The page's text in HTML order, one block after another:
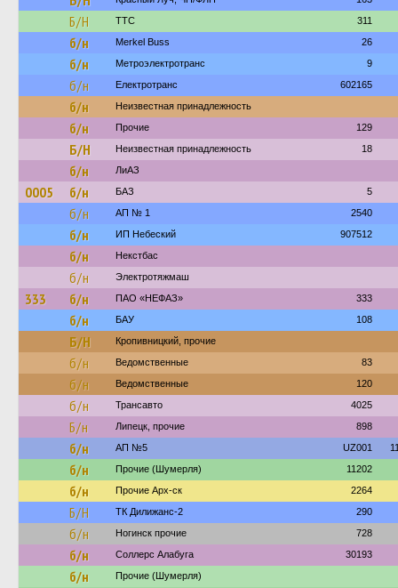
Б/Н ТТС 311
б/н Merkel Buss 26
б/н Метроэлектротранс 9
б/н Електротранс 602165
б/н Неизвестная принадлежность
б/н Прочие 129
Б/Н Неизвестная принадлежность 18
б/н ЛиАЗ
0005 б/н БАЗ 5
б/н АП № 1 2540
б/н ИП Небеский 907512
б/н Некстбас
б/н Электротяжмаш
333 б/н ПАО «НЕФАЗ» 333
б/н БАУ 108
Б/Н Кропивницкий, прочие
б/н Ведомственные 83
б/н Ведомственные 120
б/н Трансавто 4025
Б/н Липецк, прочие 898
б/н АП №5 UZ001
б/н Прочие (Шумерля) 11202
б/н Прочие Арх-ск 2264
Б/Н ТК Дилижанс-2 290
б/н Ногинск прочие 728
б/н Соллерс Алабуга 30193
б/н Прочие (Шумерля)